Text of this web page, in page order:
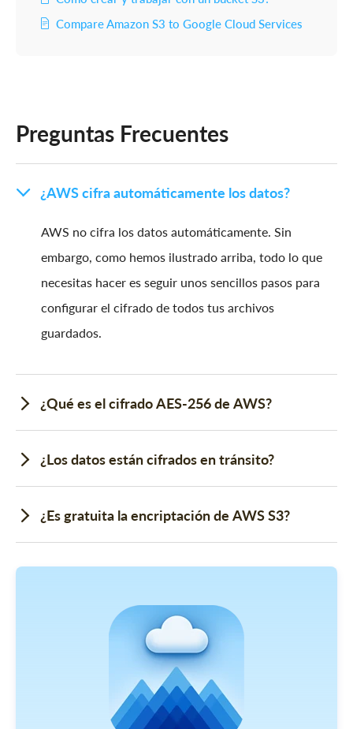
Compare Amazon S3 to Google Cloud Services
Preguntas Frecuentes
¿AWS cifra automáticamente los datos?
AWS no cifra los datos automáticamente. Sin
embargo, como hemos ilustrado arriba, todo lo que
necesitas hacer es seguir unos sencillos pasos para
configurar el cifrado de todos tus archivos
guardados.
¿Qué es el cifrado AES-256 de AWS?
¿Los datos están cifrados en tránsito?
¿Es gratuita la encriptación de AWS S3?